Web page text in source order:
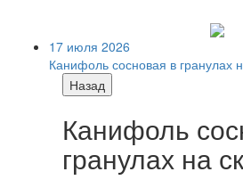
17 июля 2026
Канифоль сосновая в гранулах
Назад
Канифоль
гранулах на